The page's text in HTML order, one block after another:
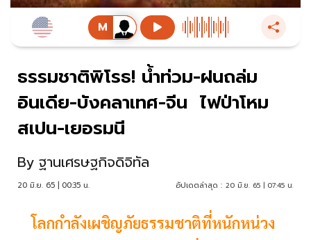
ธรรมชาติพิโรธ! น้ำท่วม-ฝนถล่ม
อินเดีย-บังคลาเทศ-จีน ไฟป่าโหม
สเปน-เยอรมนี
By ฐานเศรษฐกิจดิจิทัล
20 มิ.ย. 65 | 00:35 น. อัปเดตล่าสุด : 20 มิ.ย. 65 | 07:45 น.
โลกกำลังเผชิญภัยธรรมชาติที่หนักหน่วง